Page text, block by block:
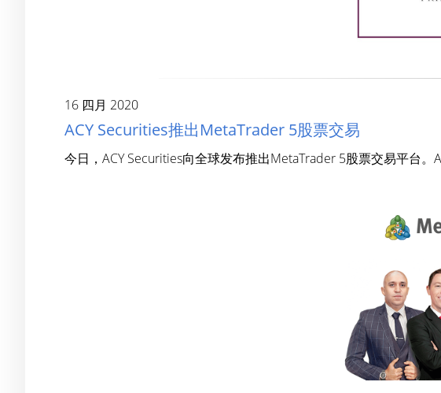
16 四月 2020
ACY Securities推出MetaTrader 5股票交易
今日，ACY Securities向全球发布推出MetaTrader 5股票交易平台